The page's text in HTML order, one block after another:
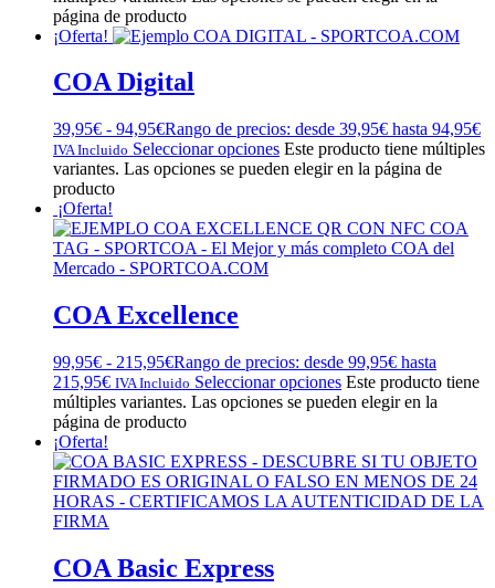
página de producto
¡Oferta!
COA Digital
39,95€ - 94,95€Rango de precios: desde 39,95€ hasta 94,95€
IVA Incluido Seleccionar opciones Este producto tiene múltiples
variantes. Las opciones se pueden elegir en la página de
producto
¡Oferta!
COA Excellence
99,95€ - 215,95€Rango de precios: desde 99,95€ hasta
215,95€ IVA Incluido Seleccionar opciones Este producto tiene
múltiples variantes. Las opciones se pueden elegir en la
página de producto
¡Oferta!
COA Basic Express